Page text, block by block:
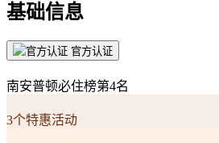
基础信息
官方认证
南安普顿必住榜第4名
3个特惠活动